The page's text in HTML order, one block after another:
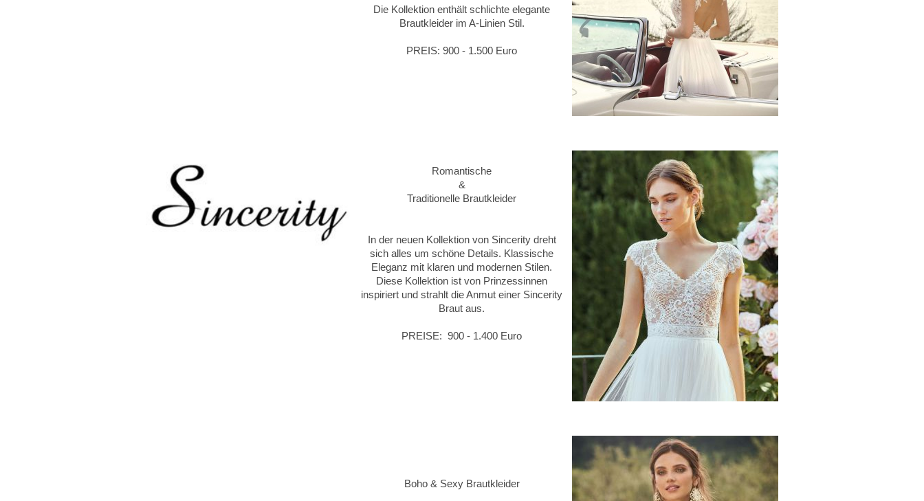
Die Kollektion enthält schlichte elegante
Brautkleider im A-Linien Stil.
PREIS: 900 - 1.500 Euro
Romantische
&
Traditionelle Brautkleider
In der neuen Kollektion von Sincerity dreht
sich alles um schöne Details. Klassische
Eleganz mit klaren und modernen Stilen.
Diese Kollektion ist von Prinzessinnen
inspiriert und strahlt die Anmut einer Sincerity
Braut aus.
PREISE: 900 - 1.400 Euro
Boho & Sexy Brautkleider